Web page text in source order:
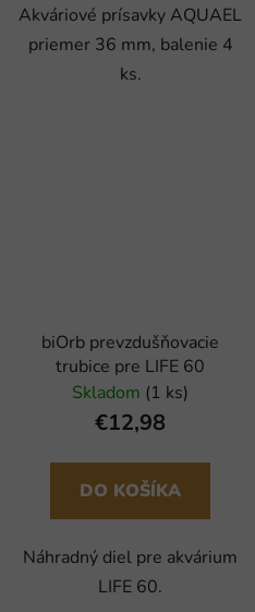
Akváriové prísavky AQUAEL
priemer 36 mm, balenie 4
ks.
biOrb prevzdušňovacie
trubice pre LIFE 60
Skladom (1 ks)
€12,98
DO KOŠÍKA
Náhradný diel pre akvárium
LIFE 60.